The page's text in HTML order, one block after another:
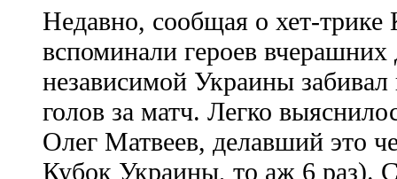
Недавно, сообщая о хет-
вспоминали героев
независимой Украины
голов за матч. Легко
Олег Матвеев, делавший это
Кубок Украины, то аж 6 раз).